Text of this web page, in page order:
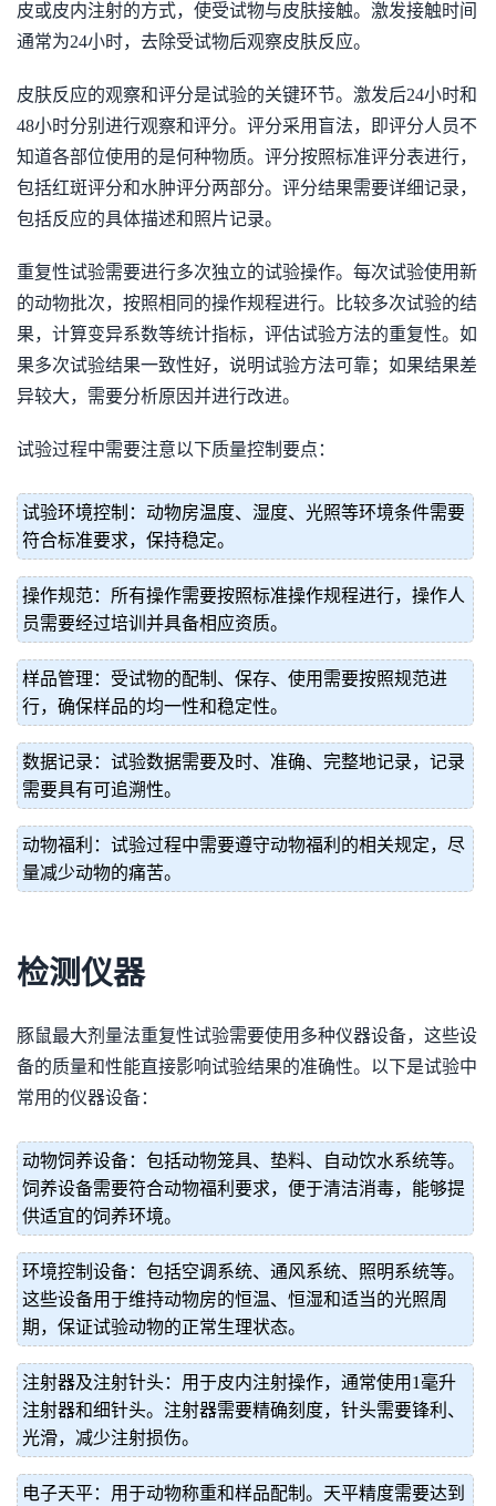
皮或皮内注射的方式，使受试物与皮肤接触。激发接触时间
通常为24小时，去除受试物后观察皮肤反应。
皮肤反应的观察和评分是试验的关键环节。激发后24小时和
48小时分别进行观察和评分。评分采用盲法，即评分人员不
知道各部位使用的是何种物质。评分按照标准评分表进行，
包括红斑评分和水肿评分两部分。评分结果需要详细记录，
包括反应的具体描述和照片记录。
重复性试验需要进行多次独立的试验操作。每次试验使用新
的动物批次，按照相同的操作规程进行。比较多次试验的结
果，计算变异系数等统计指标，评估试验方法的重复性。如
果多次试验结果一致性好，说明试验方法可靠；如果结果差
异较大，需要分析原因并进行改进。
试验过程中需要注意以下质量控制要点：
试验环境控制：动物房温度、湿度、光照等环境条件需要
符合标准要求，保持稳定。
操作规范：所有操作需要按照标准操作规程进行，操作人
员需要经过培训并具备相应资质。
样品管理：受试物的配制、保存、使用需要按照规范进
行，确保样品的均一性和稳定性。
数据记录：试验数据需要及时、准确、完整地记录，记录
需要具有可追溯性。
动物福利：试验过程中需要遵守动物福利的相关规定，尽
量减少动物的痛苦。
检测仪器
豚鼠最大剂量法重复性试验需要使用多种仪器设备，这些设
备的质量和性能直接影响试验结果的准确性。以下是试验中
常用的仪器设备：
动物饲养设备：包括动物笼具、垫料、自动饮水系统等。
饲养设备需要符合动物福利要求，便于清洁消毒，能够提
供适宜的饲养环境。
环境控制设备：包括空调系统、通风系统、照明系统等。
这些设备用于维持动物房的恒温、恒湿和适当的光照周
期，保证试验动物的正常生理状态。
注射器及注射针头：用于皮内注射操作，通常使用1毫升
注射器和细针头。注射器需要精确刻度，针头需要锋利、
光滑，减少注射损伤。
电子天平：用于动物称重和样品配制。天平精度需要达到